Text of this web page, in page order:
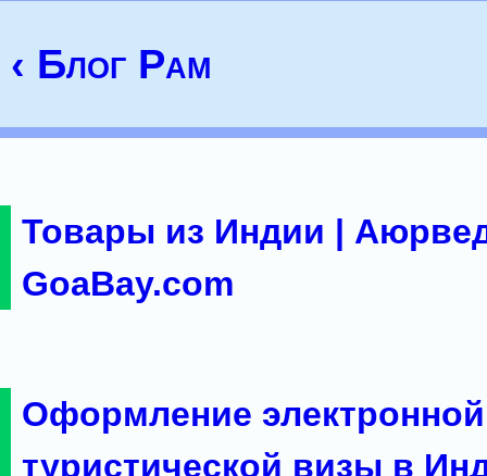
‹ Блог Рам
Товары из Индии |
GoaBay.com
Оформление электронной
туристической визы в